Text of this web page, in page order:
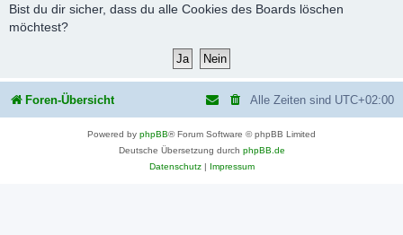
Bist du dir sicher, dass du alle Cookies des Boards löschen
möchtest?
Foren-Übersicht Alle Zeiten sind UTC+02:00
Powered by phpBB® Forum Software © phpBB Limited
Deutsche Übersetzung durch phpBB.de
Datenschutz| Impressum